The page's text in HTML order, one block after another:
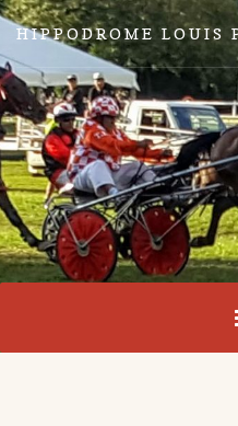
HIPPODROME LOUIS